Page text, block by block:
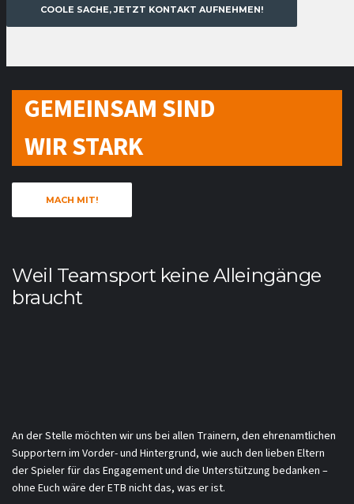
COOLE SACHE, JETZT KONTAKT AUFNEHMEN!
GEMEINSAM SIND
WIR STARK
MACH MIT!
Weil Teamsport keine Alleingänge
braucht
An der Stelle möchten wir uns bei allen Trainern, den ehrenamtlichen
Supportern im Vorder- und Hintergrund, wie auch den lieben Eltern
der Spieler für das Engagement und die Unterstützung bedanken –
ohne Euch wäre der ETB nicht das, was er ist.